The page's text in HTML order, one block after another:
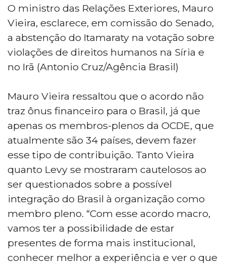
O ministro das Relações Exteriores, Mauro
Vieira, esclarece, em comissão do Senado,
a abstenção do Itamaraty na votação sobre
violações de direitos humanos na Síria e
no Irã (Antonio Cruz/Agência Brasil)
Mauro Vieira ressaltou que o acordo não
traz ônus financeiro para o Brasil, já que
apenas os membros-plenos da OCDE, que
atualmente são 34 países, devem fazer
esse tipo de contribuição. Tanto Vieira
quanto Levy se mostraram cautelosos ao
ser questionados sobre a possível
integração do Brasil à organização como
membro pleno. “Com esse acordo macro,
vamos ter a possibilidade de estar
presentes de forma mais institucional,
conhecer melhor a experiência e ver o que